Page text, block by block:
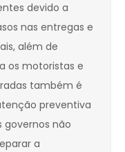
devido a
nas entregas e
além de
os motoristas e
também é
preventiva
governos não
a